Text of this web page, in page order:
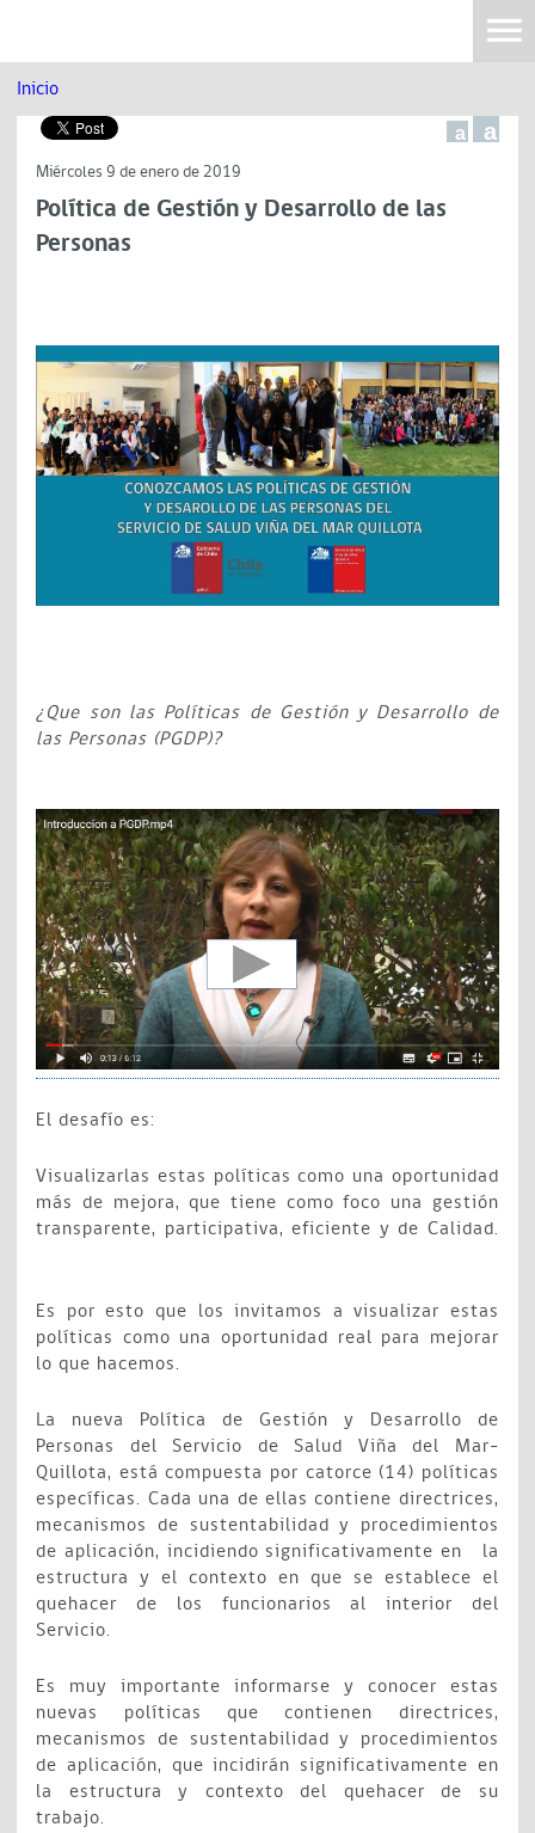
Inicio
a a
Miércoles 9 de enero de 2019
Política de Gestión y Desarrollo de las
Personas
¿Que son las Políticas de Gestión y Desarrollo de
las Personas (PGDP)?
El desafío es:
Visualizarlas estas políticas como una oportunidad
más de mejora, que tiene como foco una gestión
transparente, participativa, eficiente y de Calidad.
Es por esto que los invitamos a visualizar estas
políticas como una oportunidad real para mejorar
lo que hacemos.
La nueva Política de Gestión y Desarrollo de
Personas del Servicio de Salud Viña del Mar-
Quillota, está compuesta por catorce (14) políticas
específicas. Cada una de ellas contiene directrices,
mecanismos de sustentabilidad y procedimientos
de aplicación, incidiendo significativamente en la
estructura y el contexto en que se establece el
quehacer de los funcionarios al interior del
Servicio.
Es muy importante informarse y conocer estas
nuevas políticas que contienen directrices,
mecanismos de sustentabilidad y procedimientos
de aplicación, que incidirán significativamente en
la estructura y contexto del quehacer de su
trabajo.